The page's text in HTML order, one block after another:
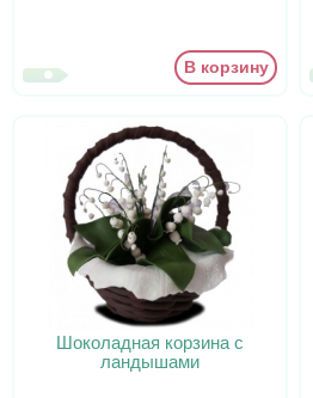
В корзину
Шоколадная корзина с
ландышами